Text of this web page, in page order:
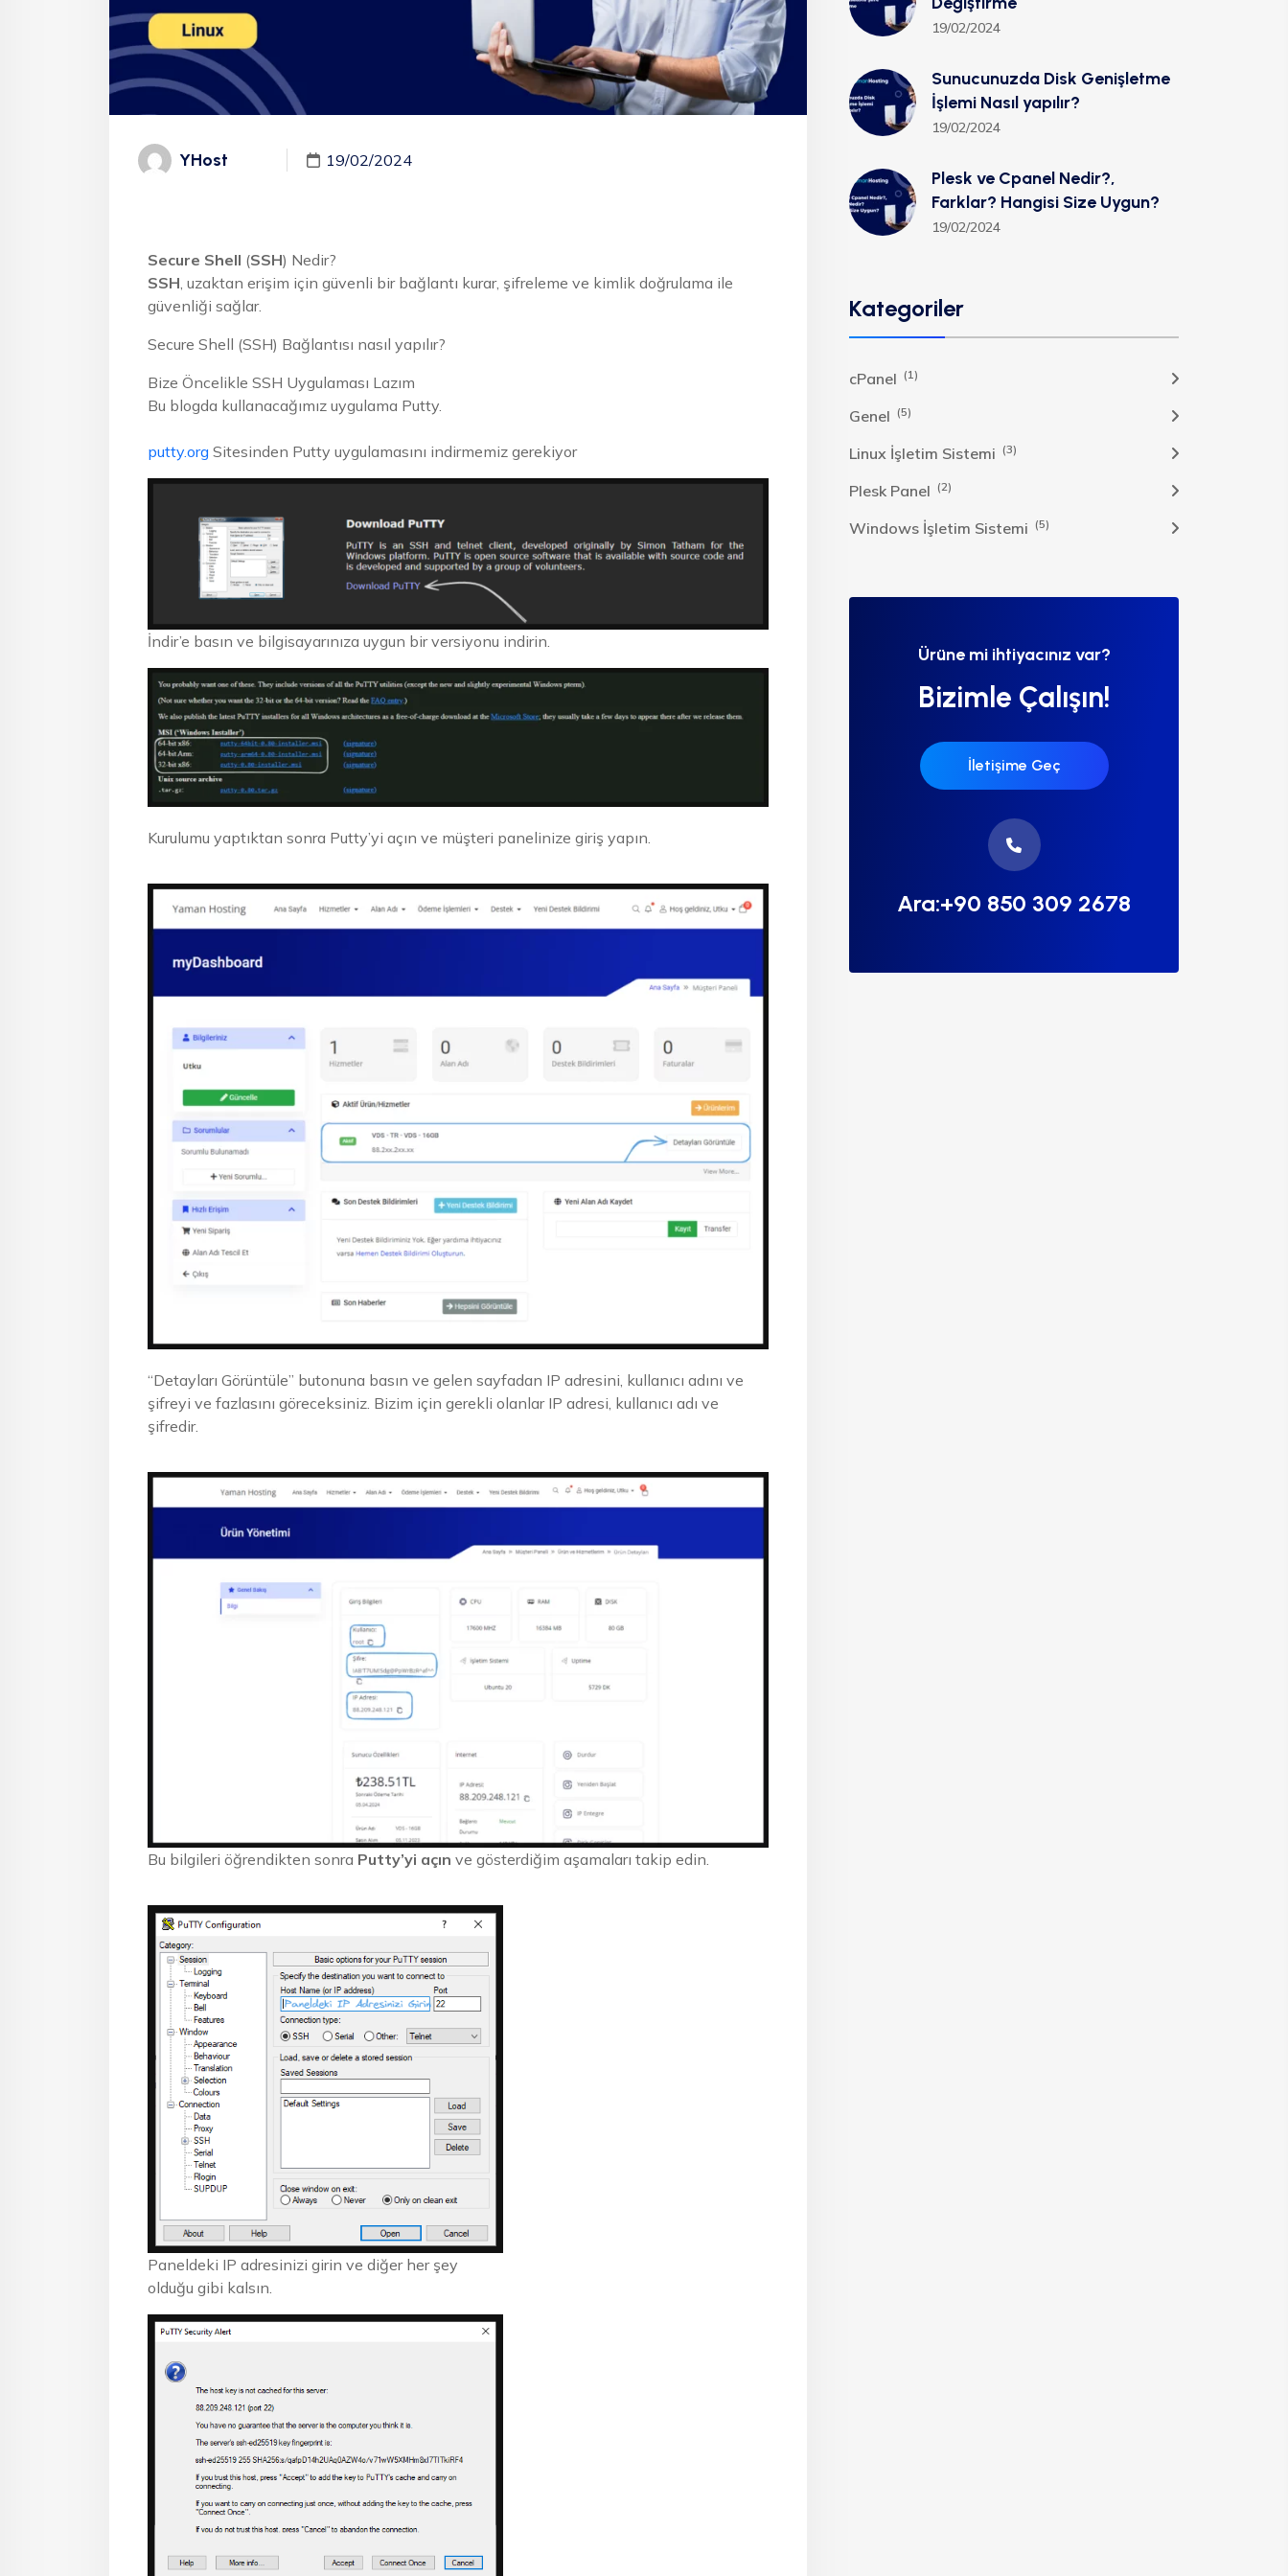
YHost 19/02/2024
Secure Shell (SSH) Nedir?
SSH , uzaktan erişim için güvenli bir bağlantı kurar, şifreleme ve kimlik doğrulama ile
güvenliği sağlar.
Secure Shell (SSH) Bağlantısı nasıl yapılır?
Bize Öncelikle SSH Uygulaması Lazım
Bu blogda kullanacağımız uygulama Putty.
putty.org Sitesinden Putty uygulamasını indirmemiz gerekiyor
İndir’e basın ve bilgisayarınıza uygun bir versiyonu indirin.
Kurulumu yaptıktan sonra Putty’yi açın ve müşteri panelinize giriş yapın.
“Detayları Görüntüle” butonuna basın ve gelen sayfadan IP adresini, kullanıcı adını ve
şifreyi ve fazlasını göreceksiniz. Bizim için gerekli olanlar IP adresi, kullanıcı adı ve
şifredir.
Bu bilgileri öğrendikten sonra Putty’yi açın ve gösterdiğim aşamaları takip edin.
Paneldeki IP adresinizi girin ve diğer her şey
olduğu gibi kalsın.
19/02/2024
Sunucunuzda Disk Genişletme
İşlemi Nasıl yapılır?
19/02/2024
Plesk ve Cpanel Nedir?,
Farklar? Hangisi Size Uygun?
19/02/2024
Kategoriler
cPanel (1)
Genel (5)
Linux İşletim Sistemi (3)
Plesk Panel (2)
Windows İşletim Sistemi (5)
Ürüne mi ihtiyacınız var?
Bizimle Çalışın!
İletişime Geç
Ara:+90 850 309 2678